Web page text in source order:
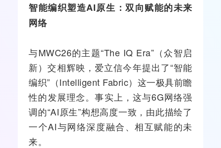
智能编织塑造AI原生：双向赋能的未来
网络
与MWC26的主题“The IQ Era”（众智启
新）交相辉映，爱立信今年提出了“智能
编织”（Intelligent Fabric）这一极具前瞻
性的发展理念。事实上，这与6G网络强
调的“AI原生”构想高度一致，由此描绘了
一个AI与网络深度融合、相互赋能的未
来。